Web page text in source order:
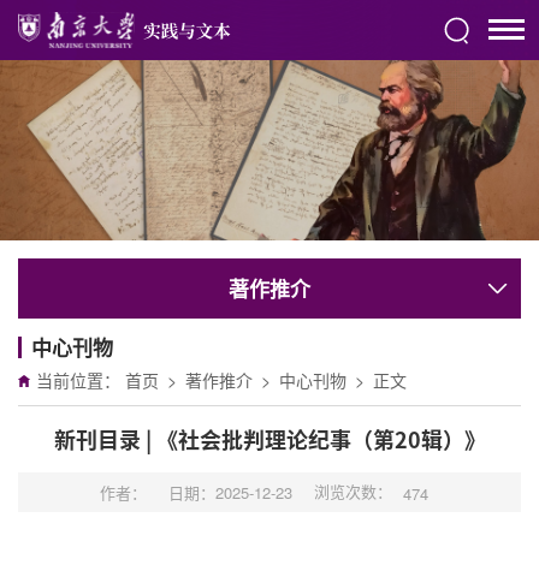
著作推介
中心刊物
当前位置： 首页 > 著作推介 > 中心刊物 > 正文
新刊目录 | 《社会批判理论纪事（第20辑）》
作者： 日期：2025-12-23 浏览次数： 474